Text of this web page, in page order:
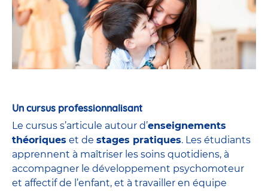
Un cursus professionnalisant
Le cursus s’articule autour d’enseignements
théoriques et de stages pratiques. Les étudiants
apprennent à maîtriser les soins quotidiens, à
accompagner le développement psychomoteur
et affectif de l’enfant, et à travailler en équipe